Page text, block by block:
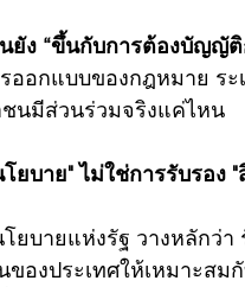
ยัง “ขึ้นกับการต้องบัญญัติ
ออกแบบของกฎหมาย ระ
นมีส่วนร่วมจริงแค่ไหน
โยบาย" ไม่ใช่การรับรอ
ยบายแห่งรัฐ วางหลักว่า
ของประเทศให้เหมาะ